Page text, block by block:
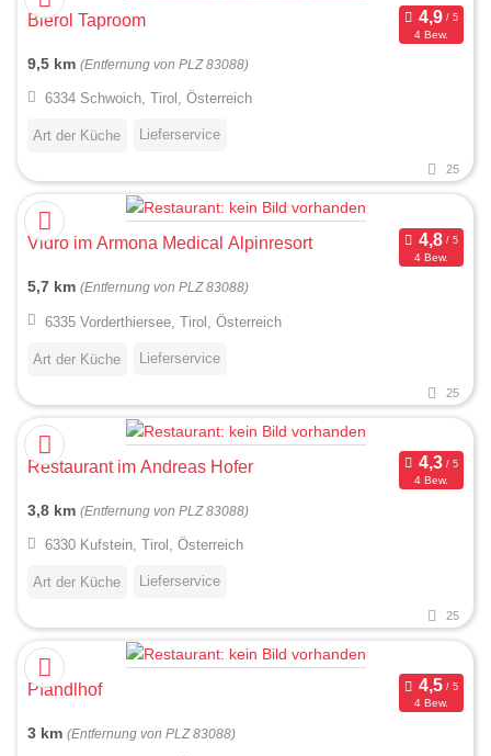
Bierol Taproom
4 Bew.
9,5 km (Entfernung von PLZ 83088)
6334 Schwoich, Tirol, Österreich
Art der Küche Lieferservice
25
Vidro im Armona Medical Alpinresort
4 Bew.
5,7 km (Entfernung von PLZ 83088)
6335 Vorderthiersee, Tirol, Österreich
Art der Küche Lieferservice
25
Restaurant im Andreas Hofer
4 Bew.
3,8 km (Entfernung von PLZ 83088)
6330 Kufstein, Tirol, Österreich
Art der Küche Lieferservice
25
Pfandlhof
4 Bew.
3 km (Entfernung von PLZ 83088)